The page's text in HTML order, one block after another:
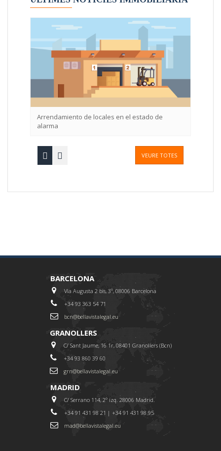
Arrendamiento de locales en el estado de
VEURE TOTES
BARCELONA
Via Augusta 2 bis, 3º, 08006 Barcelona
+34 93 363 54 71
bcn@bellavistalegal.eu
GRANOLLERS
C/ Sant Jaume, 16 1r, 08401 Granollers (Bcn)
+34 93 860 39 60
grn@bellavistalegal.eu
MADRID
C/ Serrano 114, 2º izq. 28006 Madrid.
+34 91 431 98 21 | +34 91 431 98 95
mad@bellavistalegal.eu